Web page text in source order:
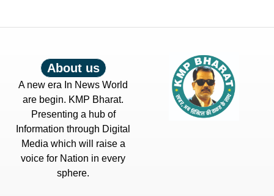
About us
A new era In News World
are begin. KMP Bharat.
Presenting a hub of
Information through Digital
Media which will raise a
voice for Nation in every
sphere.